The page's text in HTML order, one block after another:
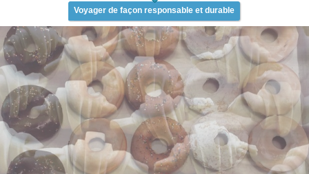
Voyager de façon responsable et durable